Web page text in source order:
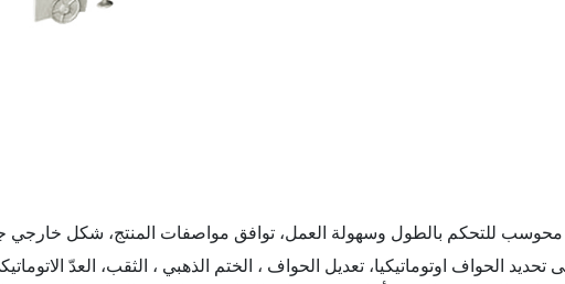
تحديد الحواف اوتوماتيكيا، تعديل الحواف ، الختم الذهبي ، الثقب، العدّ